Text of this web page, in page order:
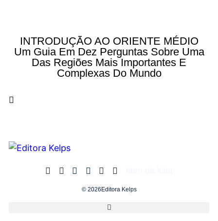
INTRODUÇÃO AO ORIENTE MÉDIO
Um Guia Em Dez Perguntas Sobre Uma
Das Regiões Mais Importantes E
Complexas Do Mundo
© 2026Editora Kelps